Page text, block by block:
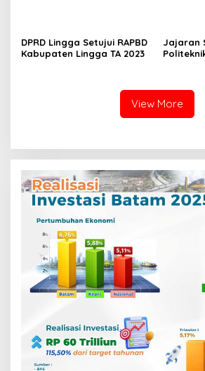
DPRD Lingga Setujui RAPBD
Kabupaten Lingga TA 2023
Jajaran
View More